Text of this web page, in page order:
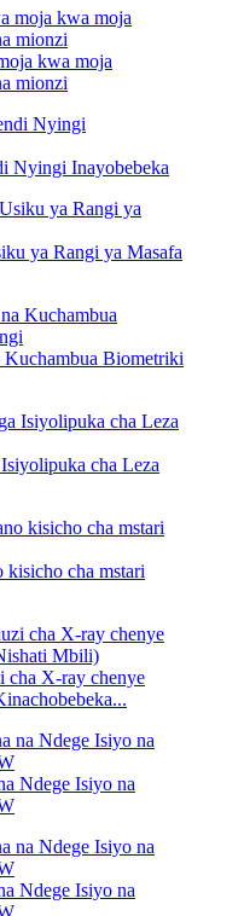
kwa moja
mionzi
Nyingi Inayobebeka
ya Rangi ya Masafa
Biometriki
cha Leza
cha mstari
cha X-ray chenye
Ndege Isiyo na
Ndege Isiyo na